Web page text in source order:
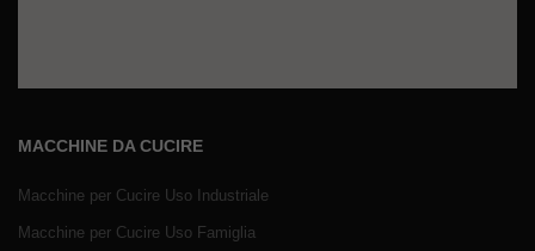
MACCHINE DA CUCIRE
Macchine per Cucire Uso Industriale
Macchine per Cucire Uso Famiglia